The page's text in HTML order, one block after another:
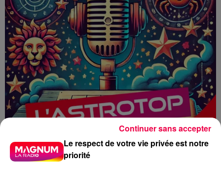
Le respect de votre vie privée est notre
priorité
Continuer sans accepter